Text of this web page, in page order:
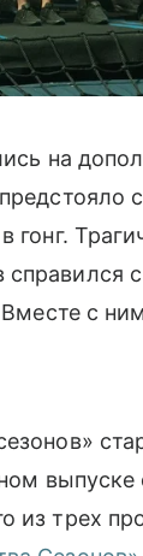
на
с
с
выпуске
из трех